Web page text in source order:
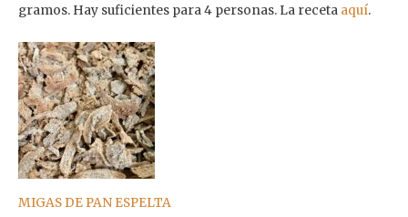
gramos. Hay suficientes para 4 personas. La receta aquí.
MIGAS DE PAN ESPELTA